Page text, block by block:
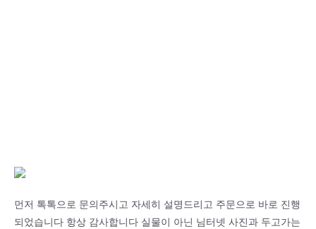
먼저 톡톡으로 문의주시고 자세히 설명드리고 주문으로 바로 진행
되었습니다 항상 감사합니다 실물이 아닌 님터넷 사진과 두고가는